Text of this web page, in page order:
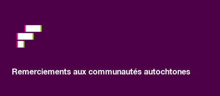
Remerciements aux communautés autochtones